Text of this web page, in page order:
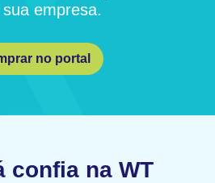
empresa.
no portal
confia na WT